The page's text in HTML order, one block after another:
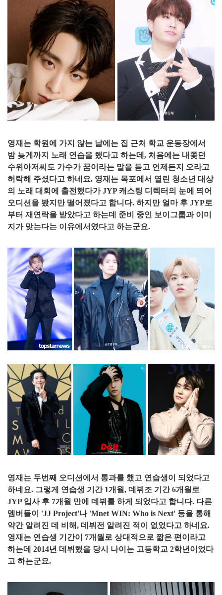
영재는 학원에 가지 않는 날에는 집 근처 학교 운동장에서
밤 늦게까지 노래 연습을 했다고 하는데, 처음에는 내쫓던
수위아저씨도 가수가 꿈이라는 말을 듣고 언제든지 오라고
허락해 주셨다고 하네요. 영재는 목포에서 열린 청소년 대상
의 노래 대회에 출전했다가 JYP 캐스팅 디렉터의 눈에 띄어
오디션을 봤지만 떨어졌다고 합니다. 하지만 얼마 후 JYP로
부터 재연락을 받았다고 하는데 준비 중인 보이그룹과 이미
지가 맞는다는 이유에서였다고 하는군요.
영재는 두번째 오디션에서 통과를 했고 연습생이 되었다고
하네요. 그렇게 연습생 기간 1개월, 데뷔조 기간 6개월로
JYP 입사 후 7개월 만에 데뷔를 하게 되었다고 합니다. 다른
멤버들이 'JJ Project'나 'Mnet WIN: Who is Next' 등을 통해
약간 알려진 데 비해, 데뷔전 알려진 적이 없었다고 하네요.
영재는 연습생 기간이 7개월로 상대적으로 짧은 편이라고
하는데 2014년 데뷔했을 당시 나이는 고등학교 2학년이었다
고 하는군요.